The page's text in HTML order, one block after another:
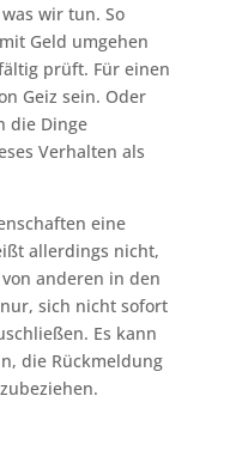
wir tun. So
Geld umgehen
prüft. Für einen
Geiz sein. Oder
die Dinge
Verhalten als
eine
allerdings nicht,
anderen in den
sich nicht sofort
Es kann
die Rückmeldung